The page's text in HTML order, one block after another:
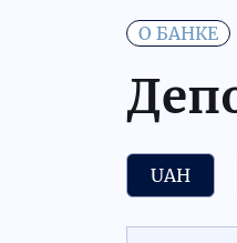
О БАНКЕ
UAH